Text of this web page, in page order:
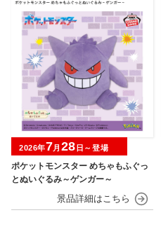
ポケットモンスター めちゃもふぐっ
とぬいぐるみ～ゲンガー～
2026年7月 28 日～登場